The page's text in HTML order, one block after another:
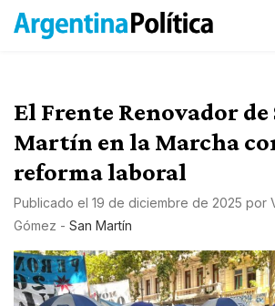
El Frente Renovador de
Martín en la Marcha
reforma laboral
Publicado el 19 de diciembre de 2025 por
Gómez - San Martín